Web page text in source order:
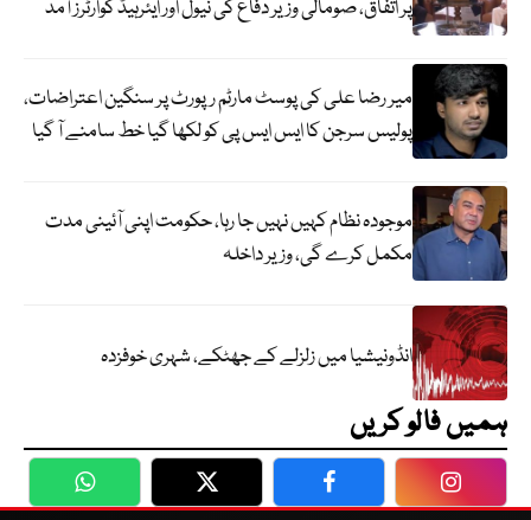
پر اتفاق، صومالی وزیر دفاع کی نیول اور ایئرہیڈ کوارٹرز آمد
میر رضا علی کی پوسٹ مارٹم رپورٹ پر سنگین اعتراضات،
پولیس سرجن کا ایس ایس پی کو لکھا گیا خط سامنے آ گیا
موجودہ نظام کہیں نہیں جا رہا، حکومت اپنی آئینی مدت
مکمل کرے گی، وزیر داخلہ
انڈونیشیا میں زلزلے کے جھٹکے، شہری خوفزدہ
ہمیں فالو کریں
WhatsApp Twitter Facebook